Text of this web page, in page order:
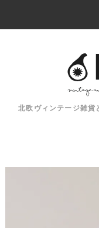
北欧ヴィンテージ雑貨